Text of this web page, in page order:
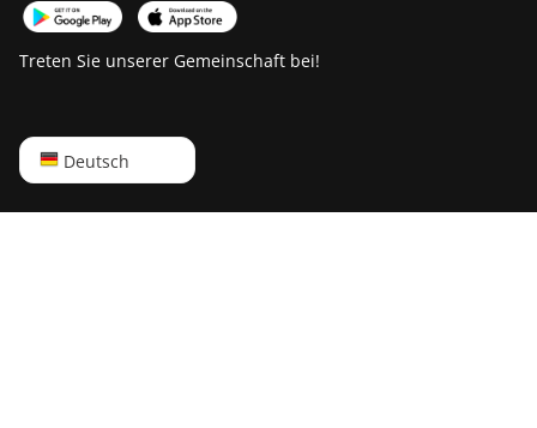
Treten Sie unserer Gemeinschaft bei!
Deutsch
English